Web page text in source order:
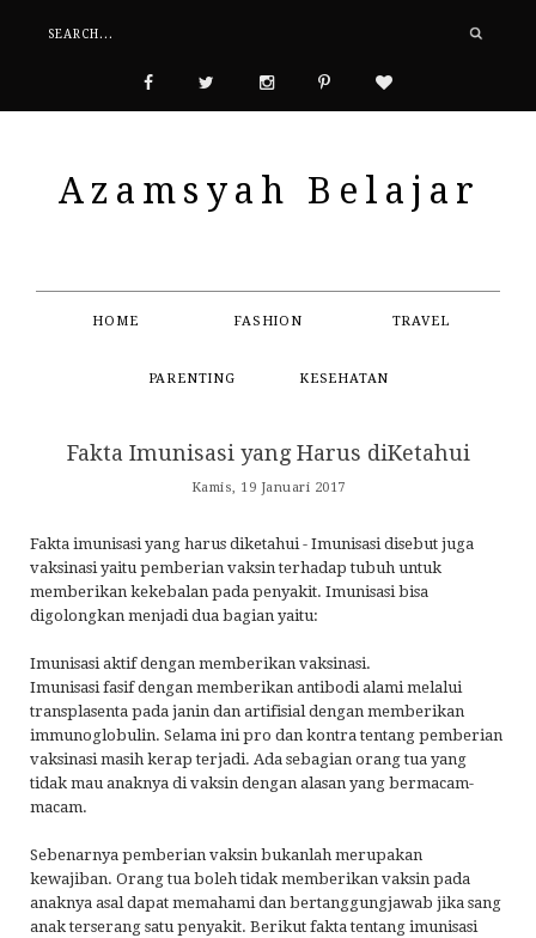
Azamsyah Belajar
HOME FASHION TRAVEL
PARENTING KESEHATAN
Fakta Imunisasi yang Harus diKetahui
Kamis, 19 Januari 2017
Fakta imunisasi yang harus diketahui - Imunisasi disebut juga
vaksinasi yaitu pemberian vaksin terhadap tubuh untuk
memberikan kekebalan pada penyakit. Imunisasi bisa
digolongkan menjadi dua bagian yaitu:
Imunisasi aktif dengan memberikan vaksinasi.
Imunisasi fasif dengan memberikan antibodi alami melalui
transplasenta pada janin dan artifisial dengan memberikan
immunoglobulin. Selama ini pro dan kontra tentang pemberian
vaksinasi masih kerap terjadi. Ada sebagian orang tua yang
tidak mau anaknya di vaksin dengan alasan yang bermacam-
macam.
Sebenarnya pemberian vaksin bukanlah merupakan
kewajiban. Orang tua boleh tidak memberikan vaksin pada
anaknya asal dapat memahami dan bertanggungjawab jika sang
anak terserang satu penyakit. Berikut fakta tentang imunisasi